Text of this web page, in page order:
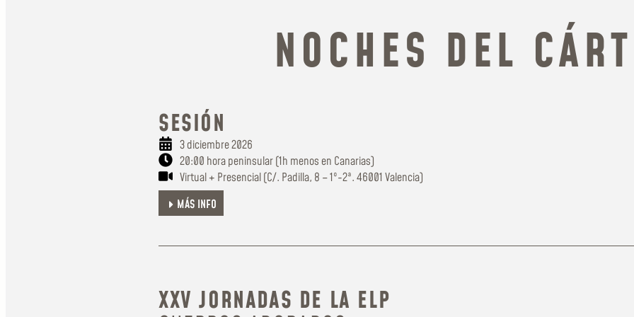
NOCHES DEL
SESIÓN
3 diciembre 2026
20:00 hora peninsular (1h menos en Canarias)
Virtual + Presencial (C/. Padilla, 8 – 1º-2ª. 46001 Valencia)
MÁS INFO
XXV JORNADAS DE LA ELP